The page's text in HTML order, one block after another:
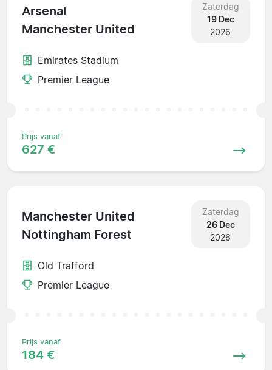
Arsenal
Manchester United
Zaterdag
19 Dec
2026
Emirates Stadium
Premier League
Prijs vanaf
627 €
Manchester United
Nottingham Forest
Zaterdag
26 Dec
2026
Old Trafford
Premier League
Prijs vanaf
184 €